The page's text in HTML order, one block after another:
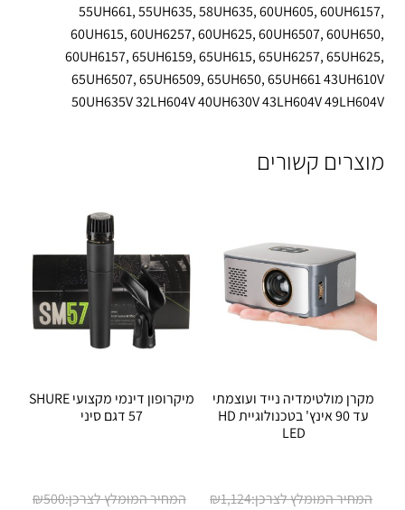
55UH661, 55UH635, 58UH635, 60UH605, 60UH6157,
60UH615, 60UH6257, 60UH625, 60UH6507, 60UH650,
60UH6157, 65UH6159, 65UH615, 65UH6257, 65UH625,
65UH6507, 65UH6509, 65UH650, 65UH661 43UH610V
50UH635V 32LH604V 40UH630V 43LH604V 49LH604V
מוצרים קשורים
מקרן מולטימדיה נייד ועוצמתי
עד 90 אינץ' בטכנולוגיית HD
LED
₪1,124
מיקרופון דינמי מקצועי SHURE
57 דגם סיני
₪500